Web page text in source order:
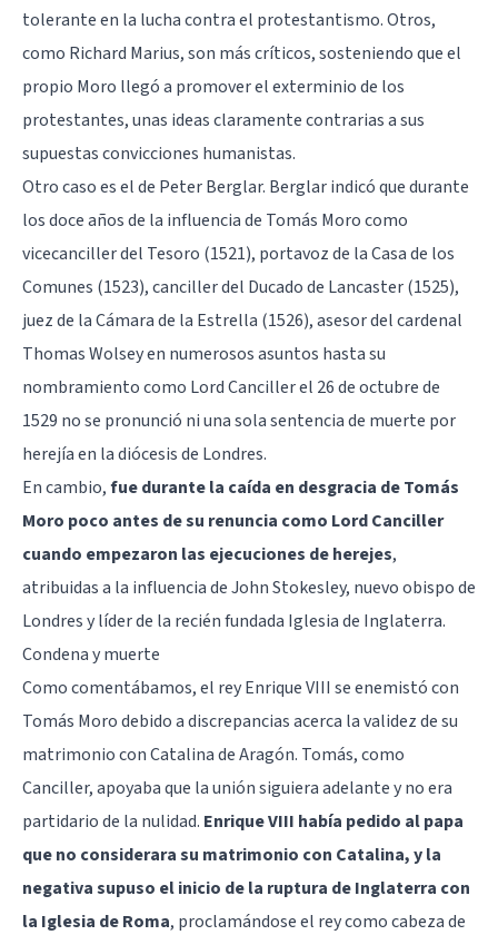
tolerante en la lucha contra el protestantismo. Otros,
como Richard Marius, son más críticos, sosteniendo que el
propio Moro llegó a promover el exterminio de los
protestantes, unas ideas claramente contrarias a sus
supuestas convicciones humanistas.
Otro caso es el de Peter Berglar. Berglar indicó que durante
los doce años de la influencia de Tomás Moro como
vicecanciller del Tesoro (1521), portavoz de la Casa de los
Comunes (1523), canciller del Ducado de Lancaster (1525),
juez de la Cámara de la Estrella (1526), asesor del cardenal
Thomas Wolsey en numerosos asuntos hasta su
nombramiento como Lord Canciller el 26 de octubre de
1529 no se pronunció ni una sola sentencia de muerte por
herejía en la diócesis de Londres.
En cambio,fue durante la caída en desgracia de Tomás
Moro poco antes de su renuncia como Lord Canciller
cuando empezaron las ejecuciones de herejes,
atribuidas a la influencia de John Stokesley, nuevo obispo de
Londres y líder de la recién fundada Iglesia de Inglaterra.
Condena y muerte
Como comentábamos, el rey Enrique VIII se enemistó con
Tomás Moro debido a discrepancias acerca la validez de su
matrimonio con Catalina de Aragón. Tomás, como
Canciller, apoyaba que la unión siguiera adelante y no era
partidario de la nulidad. Enrique VIII había pedido al papa
que no considerara su matrimonio con Catalina, y la
negativa supuso el inicio de la ruptura de Inglaterra con
la Iglesia de Roma, proclamándose el rey como cabeza de